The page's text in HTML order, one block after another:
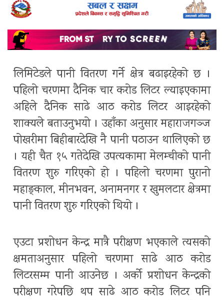
लिमिटेडले पानी वितरण गर्ने क्षेत्र बढाइरहेको छ ।
पहिलो चरणमा दैनिक चार करोड लिटर ल्याइएकामा
अहिले दैनिक साढे आठ करोड लिटर आइरहेको
शाक्यले बताउनुभयो । उहाँका अनुसार महाराजगञ्ज
पोखरीमा बिहीबारदेखि नै पानी पठाउन थालिएको छ
। यही चैत १५ गतेदेखि उपत्यकामा मेलम्चीको पानी
वितरण शुरु गरिएको हो । पहिलो चरणमा पुरानो
महाङ्काल, मीनभवन, अनामनगर र खुमलटार क्षेत्रमा
पानी वितरण शुरु गरिएको थियो ।
एउटा प्रशोधन केन्द्र मात्रै परीक्षण भएकाले त्यसको
क्षमताअनुसार पहिलो चरणमा साढे आठ करोड
लिटरसम्म पानी आउनेछ । अर्काे प्रशोधन केन्द्रको
परीक्षण गरेपछि थप साढे आठ करोड लिटर पनि